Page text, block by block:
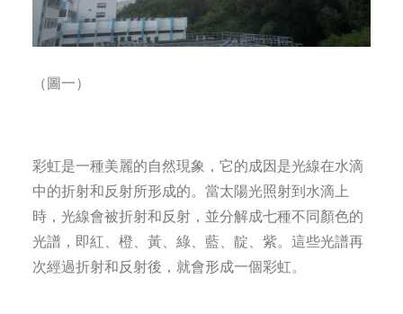
（圖一）
彩虹是一種美麗的自然現象，它的成因是光線在水滴
中的折射和反射所形成的。當太陽光照射到水滴上
時，光線會被折射和反射，並分解成七種不同顏色的
光譜，即紅、橙、黃、綠、藍、靛、紫。這些光譜再
次經過折射和反射後，就會形成一個彩虹。